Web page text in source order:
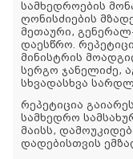
სამხედროების
ღონისძიების
მეთაური,
დაესწრო.
მინისტრის
სერგო ჯანელიძე,
სხვადასხვა
რეპეტიცია
სამხედრო
მაისს,
დადებისთვის